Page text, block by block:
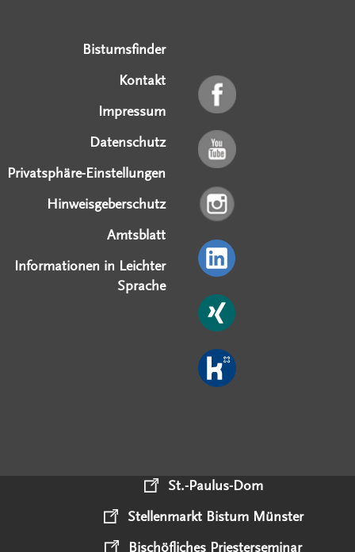
Bistumsfinder
Kontakt
Impressum
Datenschutz
Privatsphäre-Einstellungen
Hinweisgeberschutz
Amtsblatt
Informationen in Leichter
Sprache
St.-Paulus-Dom
Stellenmarkt Bistum Münster
Bischöfliches Priesterseminar